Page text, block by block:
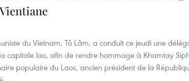
du Vietnam, Tô Lâm, a conduit ce jeudi une
capitale lao, afin de rendre hommage à Khamtay
populaire du Laos, ancien président de la